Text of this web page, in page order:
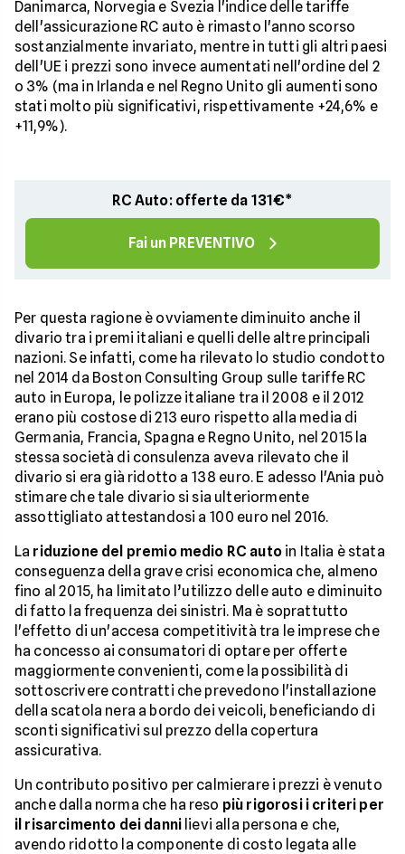
Danimarca, Norvegia e Svezia l'indice delle tariffe
dell'assicurazione RC auto è rimasto l'anno scorso
sostanzialmente invariato, mentre in tutti gli altri paesi
dell'UE i prezzi sono invece aumentati nell'ordine del 2
o 3% (ma in Irlanda e nel Regno Unito gli aumenti sono
stati molto più significativi, rispettivamente +24,6% e
+11,9%).
RC Auto: offerte da 131€*
Fai un PREVENTIVO
Per questa ragione è ovviamente diminuito anche il
divario tra i premi italiani e quelli delle altre principali
nazioni. Se infatti, come ha rilevato lo studio condotto
nel 2014 da Boston Consulting Group sulle tariffe RC
auto in Europa, le polizze italiane tra il 2008 e il 2012
erano più costose di 213 euro rispetto alla media di
Germania, Francia, Spagna e Regno Unito, nel 2015 la
stessa società di consulenza aveva rilevato che il
divario si era già ridotto a 138 euro. E adesso l'Ania può
stimare che tale divario si sia ulteriormente
assottigliato attestandosi a 100 euro nel 2016.
La riduzione del premio medio RC autoin Italia è stata
conseguenza della grave crisi economica che, almeno
fino al 2015, ha limitato l’utilizzo delle auto e diminuito
di fatto la frequenza dei sinistri. Ma è soprattutto
l'effetto di un'accesa competitività tra le imprese che
ha concesso ai consumatori di optare per offerte
maggiormente convenienti, come la possibilità di
sottoscrivere contratti che prevedono l'installazione
della scatola nera a bordo dei veicoli, beneficiando di
sconti significativi sul prezzo della copertura
assicurativa.
Un contributo positivo per calmierare i prezzi è venuto
anche dalla norma che ha reso più rigorosi i criteri per
il risarcimento dei danni lievi alla persona e che,
avendo ridotto la componente di costo legata alle